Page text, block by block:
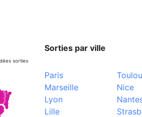
sorties
Sorties par ville
Paris
Marseille
Lyon
Lille
Nice